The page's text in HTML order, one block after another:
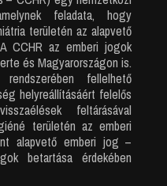
feladata, hogy
területén az alapvető
CCHR az emberi jogok
és Magyarországon is.
fellelhető
helyreállításáért felelős
feltárásával
területén az emberi
alapvető emberi jog –
betartása érdekében